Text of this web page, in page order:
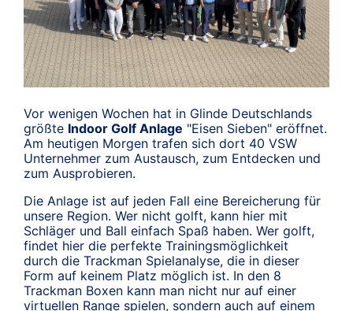
Vor wenigen Wochen hat in Glinde Deutschlands
größte Indoor Golf Anlage "Eisen Sieben" eröffnet.
Am heutigen Morgen trafen sich dort 40 VSW
Unternehmer zum Austausch, zum Entdecken und
zum Ausprobieren.
Die Anlage ist auf jeden Fall eine Bereicherung für
unsere Region. Wer nicht golft, kann hier mit
Schläger und Ball einfach Spaß haben. Wer golft,
findet hier die perfekte Trainingsmöglichkeit
durch die Trackman Spielanalyse, die in dieser
Form auf keinem Platz möglich ist. In den 8
Trackman Boxen kann man nicht nur auf einer
virtuellen Range spielen, sondern auch auf einem